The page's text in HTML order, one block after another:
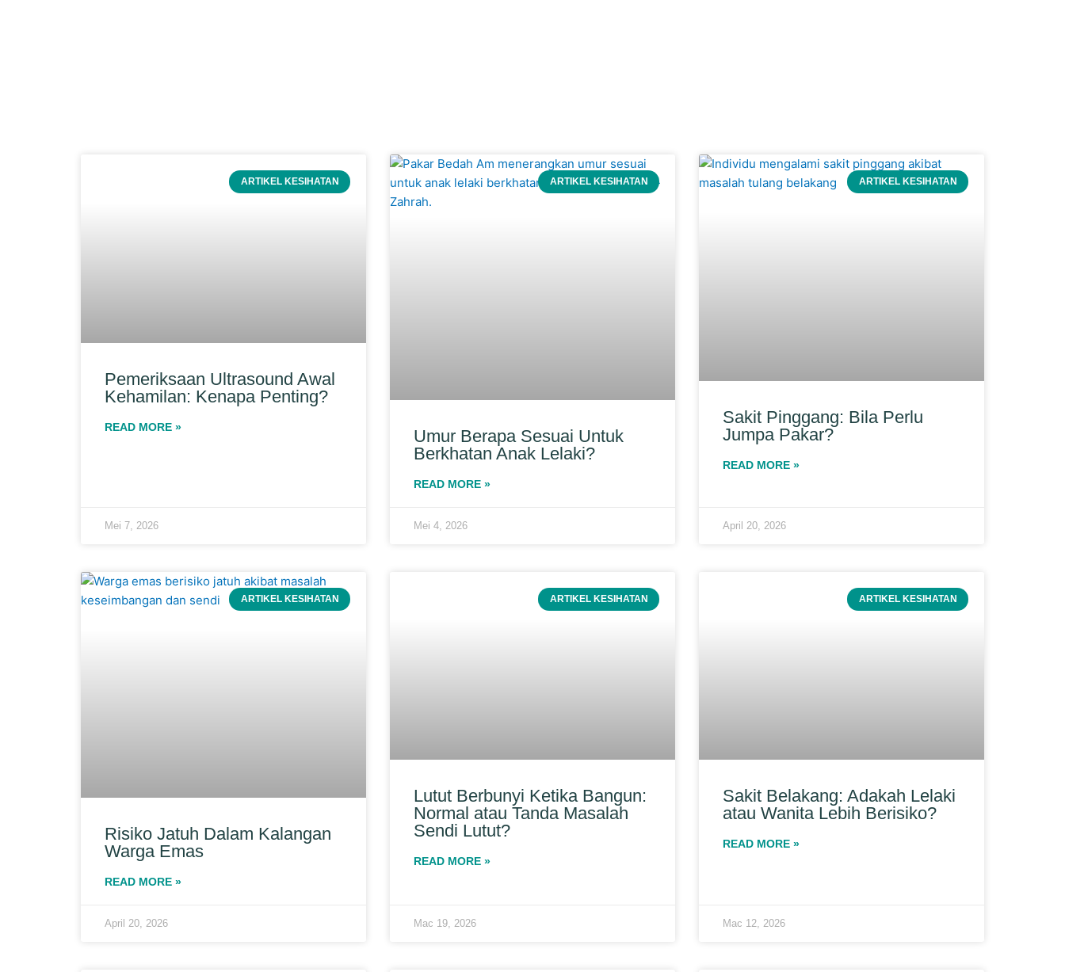
ARTIKEL KESIHATAN
Pemeriksaan Ultrasound Awal
Kehamilan: Kenapa Penting?
READ MORE »
Mei 7, 2026
ARTIKEL KESIHATAN
Umur Berapa Sesuai Untuk
Berkhatan Anak Lelaki?
READ MORE »
Mei 4, 2026
ARTIKEL KESIHATAN
Sakit Pinggang: Bila Perlu
Jumpa Pakar?
READ MORE »
April 20, 2026
ARTIKEL KESIHATAN
Risiko Jatuh Dalam Kalangan
Warga Emas
READ MORE »
April 20, 2026
ARTIKEL KESIHATAN
Lutut Berbunyi Ketika Bangun:
Normal atau Tanda Masalah
Sendi Lutut?
READ MORE »
Mac 19, 2026
ARTIKEL KESIHATAN
Sakit Belakang: Adakah Lelaki
atau Wanita Lebih Berisiko?
READ MORE »
Mac 12, 2026